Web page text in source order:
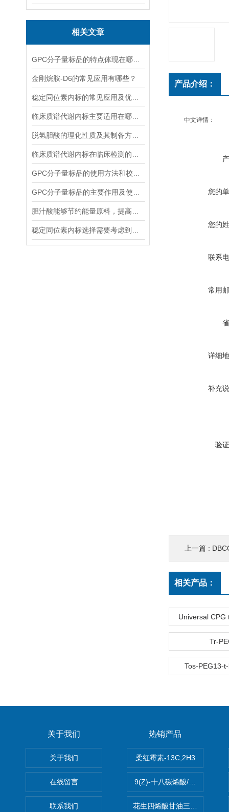
相关文章
金刚烷胺-D6的常见应用有哪些？
产品介绍：
中文详情：
您的
您的
联系
常用
详细
补充
验
上一篇 :
相关产品：
Universal CPG
Tr-
Tos-PEG13-
关于我们
关于我们
在线留言
联系我们
热销产品
柔红霉素-13C,2H3
9(Z)-十八碳烯酸/油酸
花生四烯酸甘油三酯(顺式-